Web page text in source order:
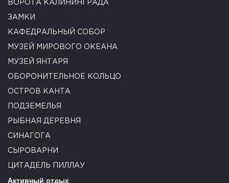
ВОРОТА КАЛИНИНГРАДА
ЗАМКИ
КАФЕДРАЛЬНЫЙ СОБОР
МУЗЕЙ МИРОВОГО ОКЕАНА
МУЗЕЙ ЯНТАРЯ
ОБОРОНИТЕЛЬНОЕ КОЛЬЦО
ОСТРОВ КАНТА
ПОДЗЕМЕЛЬЯ
РЫБНАЯ ДЕРЕВНЯ
СИНАГОГА
СЫРОВАРНИ
ЦИТАДЕЛЬ ПИЛЛАУ
Активный отдых